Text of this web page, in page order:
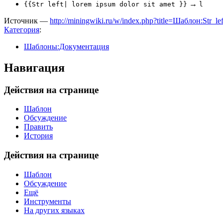
{{Str left| lorem ipsum dolor sit amet }} → l
Источник — http://miningwiki.ru/w/
Категория:
Шаблоны:Документация
Навигация
Действия на странице
Шаблон
Обсуждение
Править
История
Действия на странице
Шаблон
Обсуждение
Ещё
Инструменты
На других языках